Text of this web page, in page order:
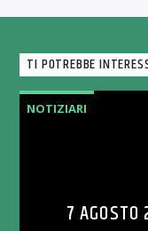
TI POTREBBE
NOTIZIARI
7